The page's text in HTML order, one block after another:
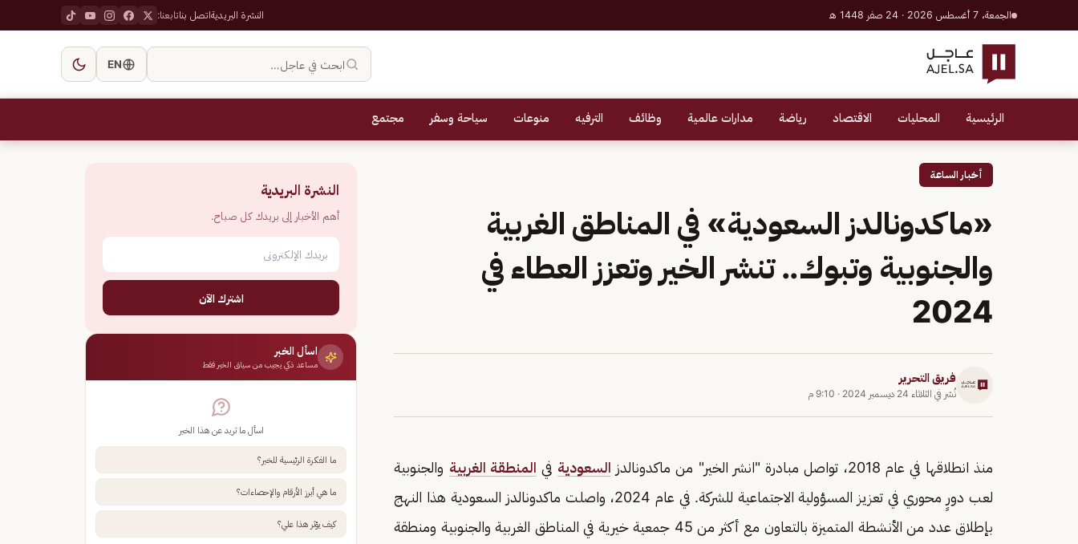
الجمعة، 7 أغسطس 2026 · 24 صفر 1448 هـ النشرة البريديةاتصل بناتابعنا:
ابحث في عاجل… EN
الرئيسية المحليات الاقتصاد رياضة مدارات عالمية وظائف الترفيه منوعات سياحة وسفر مجتمع
أخبار الساعة
«ماكدونالدز السعودية» في المناطق الغربية
والجنوبية وتبوك.. تنشر الخير وتعزز العطاء في
2024
فريق التحرير
نُشر في الثلاثاء 24 ديسمبر 2024 · 9:10 م
منذ انطلاقها في عام 2018، تواصل مبادرة "انشر الخير" من ماكدونالدز السعودية في المنطقة الغربية والجنوبية
لعب دورٍ محوري في تعزيز المسؤولية الاجتماعية للشركة. في عام 2024، واصلت ماكدونالدز السعودية هذا النهج
بإطلاق عدد من الأنشطة المتميزة بالتعاون مع أكثر من 45 جمعية خيرية في المناطق الغربية والجنوبية ومنطقة
النشرة البريدية
أهم الأخبار إلى بريدك كل صباح.
اشترك الآن
اسأل الخبر
مساعد ذكي يجيب من سياق الخبر فقط
اسأل ما تريد عن هذا الخبر
ما الفكرة الرئيسية للخبر؟
ما هي أبرز الأرقام والإحصاءات؟
كيف يؤثر هذا علي؟